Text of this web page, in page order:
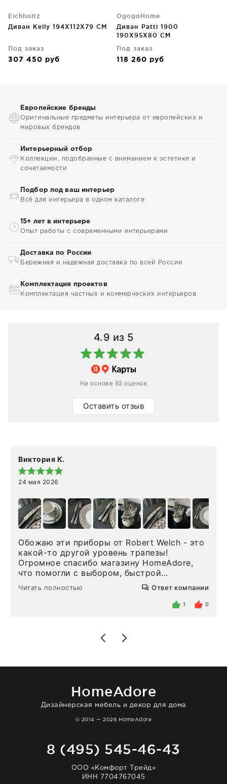
Eichholtz
Диван Kelly 194X112X79 CM
Под заказ
307 450 руб
OgogoHome
Диван Patti 1900
190X95X80 CM
Под заказ
118 260 руб
Европейские бренды
Оригинальные предметы интерьера от европейских и
мировых брендов
Интерьерный отбор
Коллекции, подобранные с вниманием к эстетике и
сочетаемости
Подбор под ваш интерьер
Всё для интерьера в одном каталоге
15+ лет в интерьере
Опыт работы с современными интерьерами
Доставка по России
Бережная и надежная доставка по всей России
Комплектация проектов
Комплектация частных и коммерческих интерьеров
4.9 из 5
На основе 92 оценок
Оставить отзыв
Виктория К.
24 мая 2026
Обожаю эти приборы от Robert Welch - это
какой-то другой уровень трапезы!
Огромное спасибо магазину HomeAdore,
что помогли с выбором, быстрой
доставкой и высоким сервисом. Один раз
была здесь лично, забирала чайные ложки,
внутри очень много антикварной посуды,
Позже заказывала остальные приборы -
доставили сдэком на следующий день к
отвечает очень быстро. Взаимодействием
Читать полностью Ответ компании
1 0
HomeAdore
Дизайнерская мебель и декор для дома
© 2014 — 2026 HomeAdore
8 (495) 545-46-43
ООО «Комфорт Трейд»
ИНН 7704767045